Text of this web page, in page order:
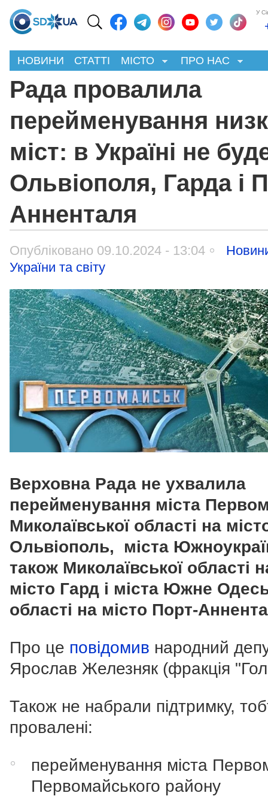
У
НОВИНИ СТАТТІ МІСТО ПРО НАС
Рада провалила
перейменування
міст: в Україні не
Ольвіополя, Гарда і
Анненталя
Опубліковано 09.10.2024 - 13:04
України та світу
Верховна Рада не ухвалила
перейменування міста
Миколаївської області на
Ольвіополь, міста
також Миколаївської області
місто Гард і міста Южне
області на місто Порт-
Про це повідомив народний
Ярослав Железняк (фракція
Також не набрали підтримку,
провалені:
перейменування міста
Первомайського району